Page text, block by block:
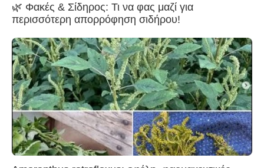
🌿 Φακές & Σίδηρος: Τι να φας μαζί για
περισσότερη απορρόφηση σιδήρου!